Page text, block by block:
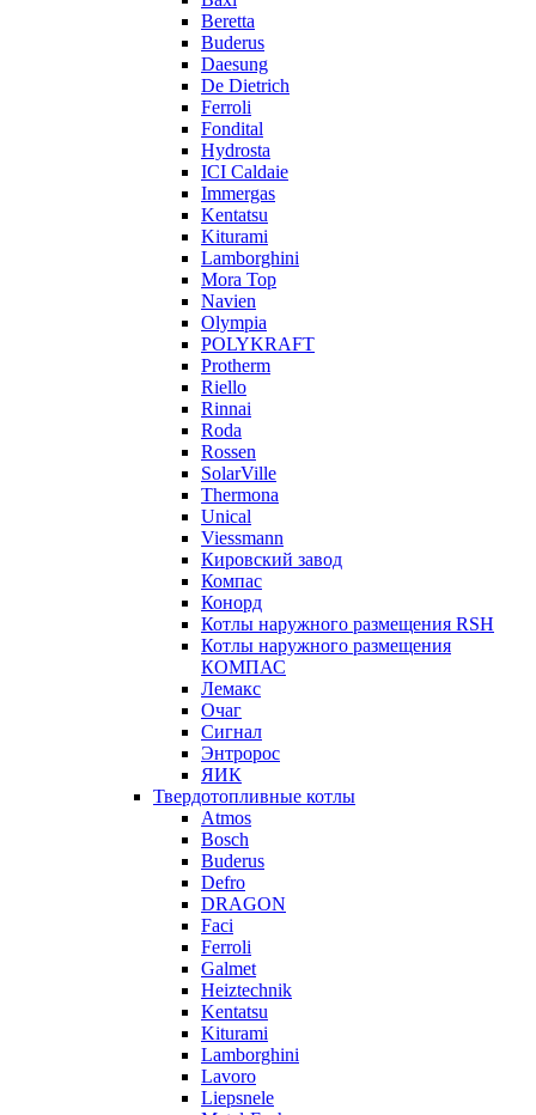
Beretta
Buderus
Daesung
De Dietrich
Ferroli
Fondital
Hydrosta
ICI Caldaie
Immergas
Kentatsu
Kiturami
Lamborghini
Mora Top
Navien
Olympia
POLYKRAFT
Protherm
Riello
Rinnai
Roda
Rossen
SolarVille
Thermona
Unical
Viessmann
Кировский завод
Компас
Конорд
Котлы наружного размещения RSH
Котлы наружного размещения
КОМПАС
Лемакс
Очаг
Сигнал
Энтророс
ЯИК
Твердотопливные котлы
Atmos
Bosch
Buderus
Defro
DRAGON
Faci
Ferroli
Galmet
Heiztechnik
Kentatsu
Kiturami
Lamborghini
Lavoro
Liepsnele